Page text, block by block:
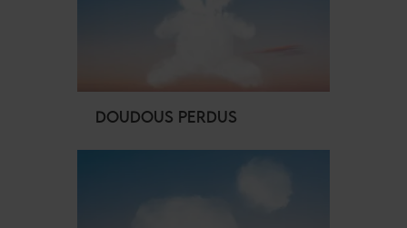
DOUDOUS PERDUS